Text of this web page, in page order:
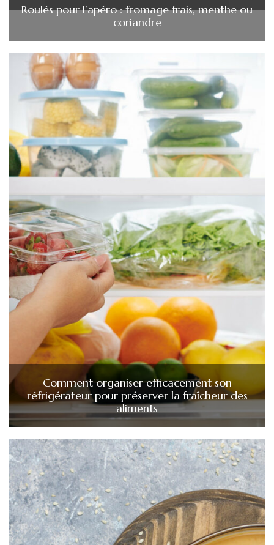
Roulés pour l’apéro : fromage frais, menthe ou
coriandre
Comment organiser efficacement son
réfrigérateur pour préserver la fraîcheur des
aliments